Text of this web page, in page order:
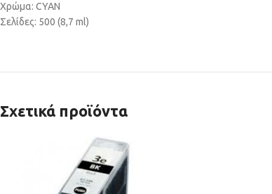
Χρώμα: CYAN
Σελίδες: 500 (8,7 ml)
Σχετικά προϊόντα